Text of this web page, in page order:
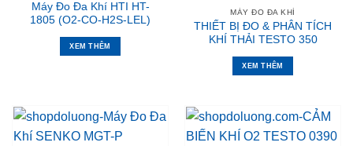
Máy Đo Đa Khí HTI HT-
1805 (O2-CO-H2S-LEL)
XEM THÊM
MÁY ĐO ĐA KHÍ
THIẾT BỊ ĐO & PHÂN TÍCH
KHÍ THẢI TESTO 350
XEM THÊM